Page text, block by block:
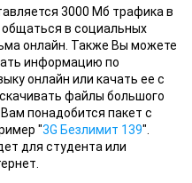
3000 Мб трафика в
в социальных
онлайн. Также Вы можете
информацию по
онлайн или качать ее с
файлы большого
понадобится пакет с
"3G Безлимит 139".
для студента или